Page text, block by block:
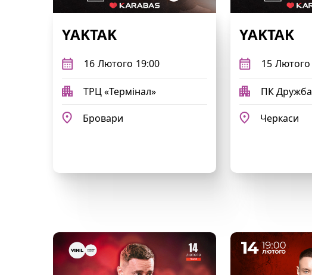
YAKTAK
16 Лютого 19:00
ТРЦ «Термінал»
Бровари
YAKTAK
15 Лютого
ПК Дружба
Черкаси